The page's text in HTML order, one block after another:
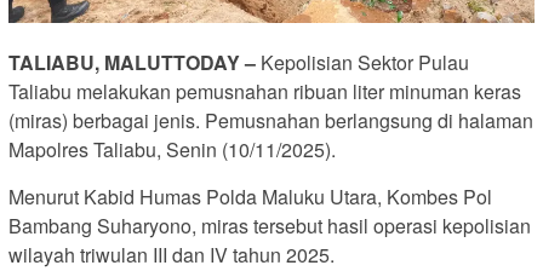
TALIABU, MALUTTODAY – Kepolisian Sektor Pulau
Taliabu melakukan pemusnahan ribuan liter minuman keras
(miras) berbagai jenis. Pemusnahan berlangsung di halaman
Mapolres Taliabu, Senin (10/11/2025).
Menurut Kabid Humas Polda Maluku Utara, Kombes Pol
Bambang Suharyono, miras tersebut hasil operasi kepolisian
wilayah triwulan III dan IV tahun 2025.